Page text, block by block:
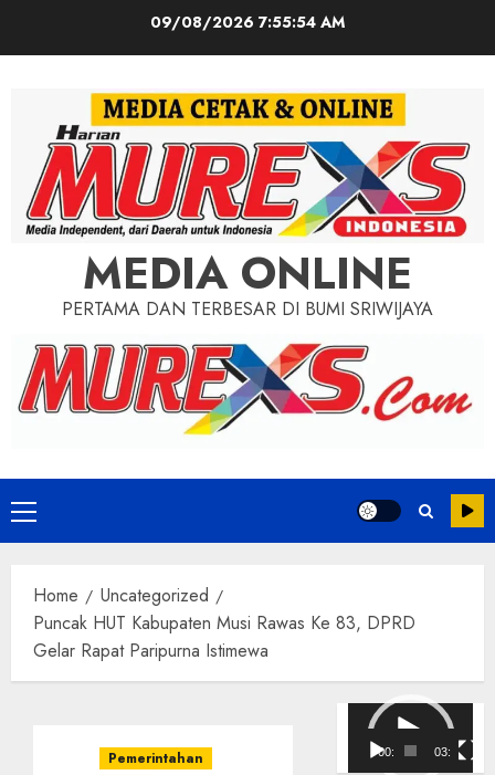
09/08/2026 7:55:56 AM
MEDIA ONLINE
PERTAMA DAN TERBESAR DI BUMI SRIWIJAYA
Primary
Menu
Home
Uncategorized
Puncak HUT Kabupaten Musi Rawas Ke 83, DPRD
Gelar Rapat Paripurna Istimewa
Pemerintahan
Pemutar
Video
00:00 03:08